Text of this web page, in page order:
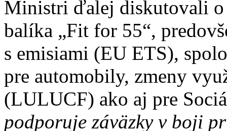
Ministri ďalej diskutovali
balíka „Fit for 55“,
s emisiami (EU ETS),
pre automobily, zmeny
(LULUCF) ako aj pre
podporuje záväzky v boji